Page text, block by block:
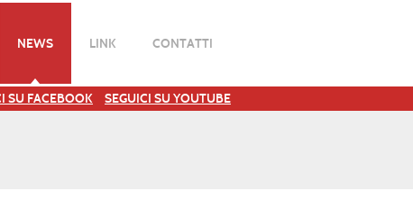
NEWS LINK CONTATTI
SU FACEBOOK SEGUICI SU YOUTUBE